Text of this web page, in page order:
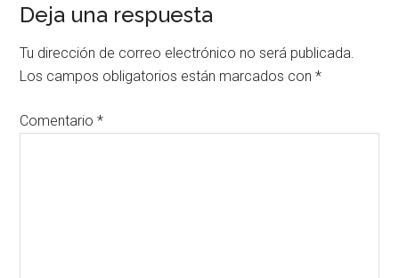
Interacciones
con
los
lectores
Deja una respuesta
Tu dirección de correo electrónico no será publicada.
Los campos obligatorios están marcados con*
Comentario*